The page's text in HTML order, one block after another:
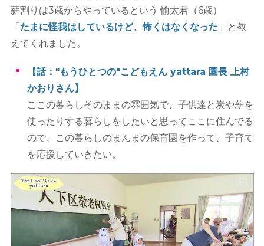
薪割りは3歳からやっているという 愉太君（6歳）
「たまに怪我はしているけど、怖くはなくなった 」と教
えてくれました。
【話："もうひとつの"こどもえん yattara 園長 上村
かおりさん】
ここの暮らしそのままの雰囲気で、子供達と炭や薪を
使ったりする暮らしをしたいと思ってここに住んでる
ので、この暮らしのまんまの保育園を作って、子育て
を応援していきたい。